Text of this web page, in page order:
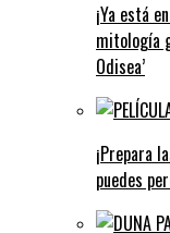
¡Ya está
mitología
Odisea’
¡Prepara
puedes